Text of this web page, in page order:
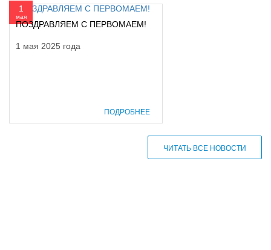
1
мая
ПОЗДРАВЛЯЕМ С ПЕРВОМАЕМ!
1 мая 2025 года
ПОДРОБНЕЕ
ЧИТАТЬ ВСЕ НОВОСТИ